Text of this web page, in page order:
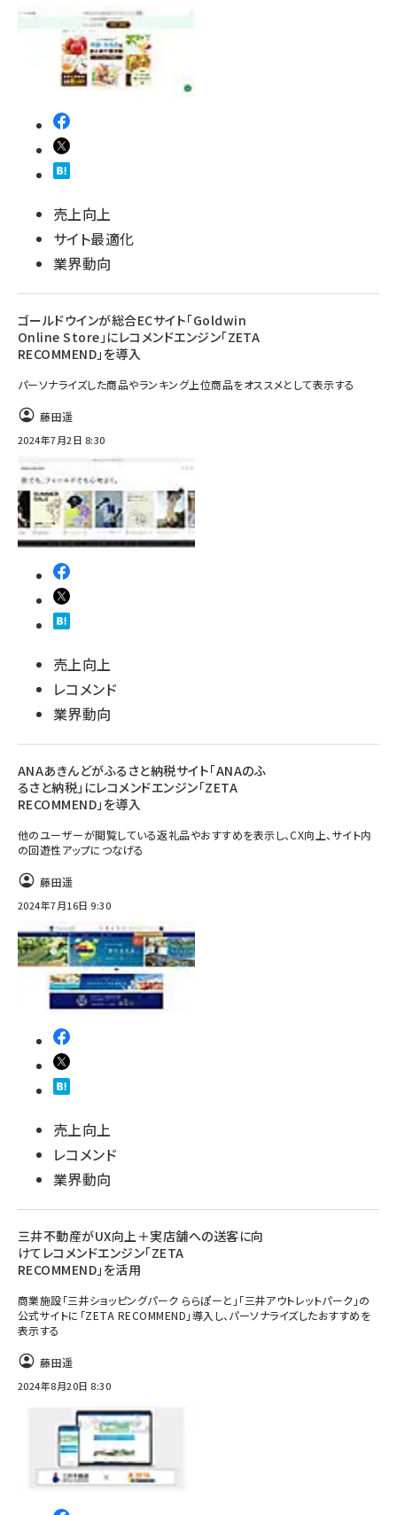
売上向上
サイト最適化
業界動向
ゴールドウインが総合ECサイト「Goldwin
Online Store」にレコメンドエンジン「ZETA
RECOMMEND」を導入
パーソナライズした商品やランキング上位商品をオススメとして表示する
藤田遥
2024年7月2日 8:30
売上向上
レコメンド
業界動向
ANAあきんどがふるさと納税サイト「ANAのふ
るさと納税」にレコメンドエンジン「ZETA
RECOMMEND」を導入
他のユーザーが閲覧している返礼品やおすすめを表示し、CX向上、サイト内
の回遊性アップにつなげる
藤田遥
2024年7月16日 9:30
売上向上
レコメンド
業界動向
三井不動産がUX向上＋実店舗への送客に向
けてレコメンドエンジン「ZETA
RECOMMEND」を活用
商業施設「三井ショッピングパーク ららぽーと」「三井アウトレットパーク」の
公式サイトに「ZETA RECOMMEND」導入し、パーソナライズしたおすすめを
表示する
藤田遥
2024年8月20日 8:30